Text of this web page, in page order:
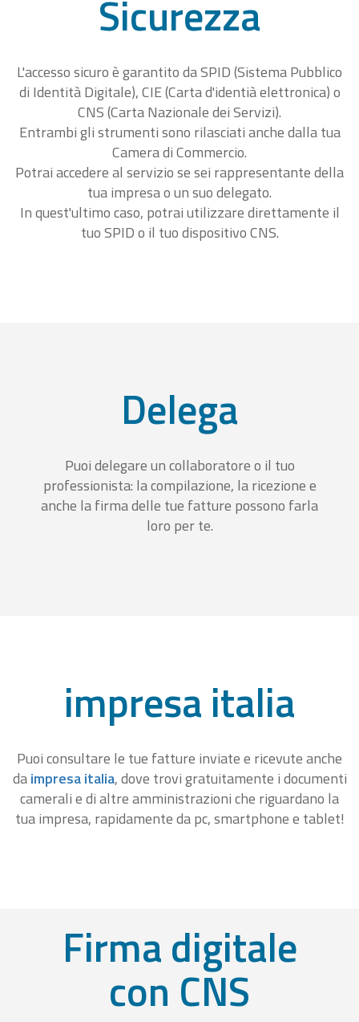
Sicurezza
L'accesso sicuro è garantito da SPID (Sistema Pubblico
di Identità Digitale), CIE (Carta d'identià elettronica) o
CNS (Carta Nazionale dei Servizi).
Entrambi gli strumenti sono rilasciati anche dalla tua
Camera di Commercio.
Potrai accedere al servizio se sei rappresentante della
tua impresa o un suo delegato.
In quest'ultimo caso, potrai utilizzare direttamente il
tuo SPID o il tuo dispositivo CNS.
Delega
Puoi delegare un collaboratore o il tuo
professionista: la compilazione, la ricezione e
anche la firma delle tue fatture possono farla
loro per te.
impresa italia
Puoi consultare le tue fatture inviate e ricevute anche
daimpresa italia, dove trovi gratuitamente i documenti
camerali e di altre amministrazioni che riguardano la
tua impresa, rapidamente da pc, smartphone e tablet!
Firma digitale
con CNS